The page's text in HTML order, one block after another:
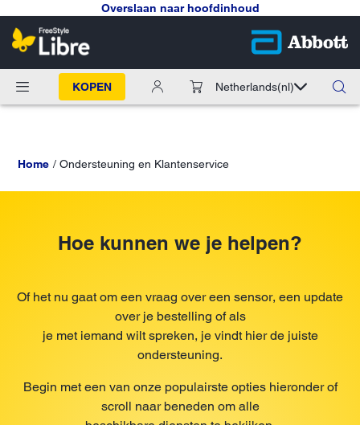
Overslaan naar hoofdinhoud
KOPEN Netherlands(nl)
Home Ondersteuning en Klantenservice
Hoe kunnen we je helpen?
Of het nu gaat om een ​​vraag over een sensor, een update
over je bestelling of als
je met iemand wilt spreken, je vindt hier de juiste
ondersteuning.
Begin met een van onze populairste opties hieronder of
scroll naar beneden om alle